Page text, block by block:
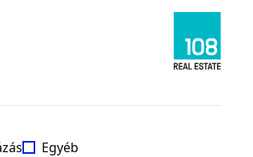
Egyéb